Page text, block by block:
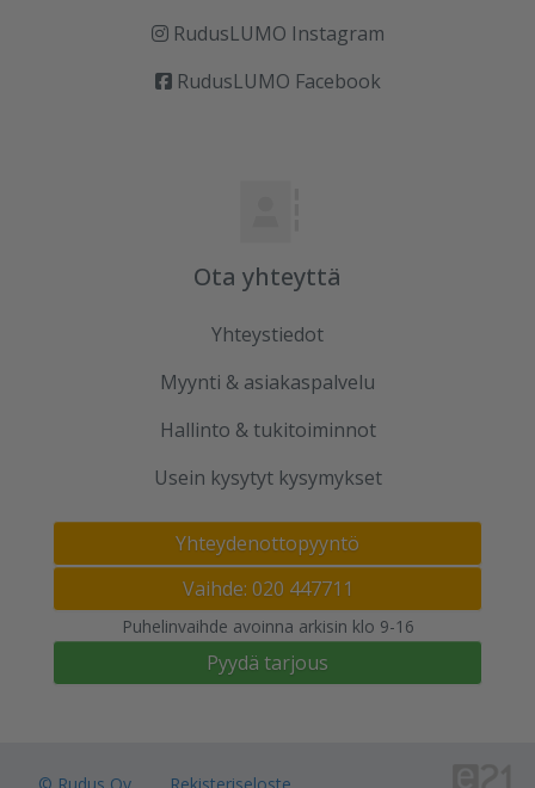
RudusLUMO Instagram
RudusLUMO Facebook
Ota yhteyttä
Yhteystiedot
Myynti & asiakaspalvelu
Hallinto & tukitoiminnot
Usein kysytyt kysymykset
Yhteydenottopyyntö
Vaihde: 020 447711
Puhelinvaihde avoinna arkisin klo 9-16
Pyydä tarjous